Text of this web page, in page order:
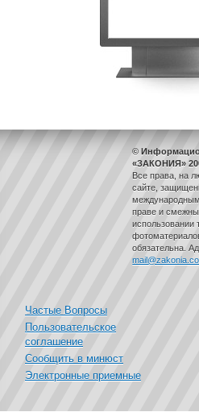
©
«ЗАКОНИЯ»
Все права, на
сайте,
международным
праве и
использовании
обязательна.
Частые Вопросы
Пользовательское
соглашение
Сообщить в минюст
Электронные приемные